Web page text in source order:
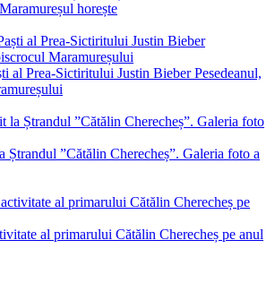
horește
al Prea-Sictiritului Justin Bieber Pesedeanul,
Ștrandul ”Cătălin Cherecheș”. Galeria foto a
al primarului Cătălin Cherecheș pe anul